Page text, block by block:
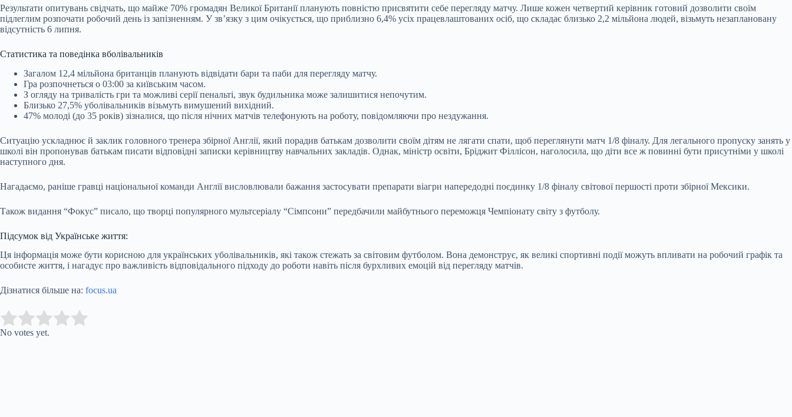
Результати опитувань свідчать, що майже 70% громадян Великої Британії планують повністю присвятити себе перегляду матчу. Лише кожен четвертий керівник готовий дозволити своїм
підлеглим розпочати робочий день із запізненням. У зв’язку з цим очікується, що приблизно 6,4% усіх працевлаштованих осіб, що складає близько 2,2 мільйона людей, візьмуть незаплановану
відсутність 6 липня.
Статистика та поведінка вболівальників
Загалом 12,4 мільйона британців планують відвідати бари та паби для перегляду матчу.
Гра розпочнеться о 03:00 за київським часом.
З огляду на тривалість гри та можливі серії пенальті, звук будильника може залишитися непочутим.
Близько 27,5% уболівальників візьмуть вимушений вихідний.
47% молоді (до 35 років) зізналися, що після нічних матчів телефонують на роботу, повідомляючи про нездужання.
Ситуацію ускладнює й заклик головного тренера збірної Англії, який порадив батькам дозволити своїм дітям не лягати спати, щоб переглянути матч 1/8 фіналу. Для легального пропуску занять у
школі він пропонував батькам писати відповідні записки керівництву навчальних закладів. Однак, міністр освіти, Бріджит Філлісон, наголосила, що діти все ж повинні бути присутніми у школі
наступного дня.
Нагадаємо, раніше гравці національної команди Англії висловлювали бажання застосувати препарати віагри напередодні поєдинку 1/8 фіналу світової першості проти збірної Мексики.
Також видання “Фокус” писало, що творці популярного мультсеріалу “Сімпсони” передбачили майбутнього переможця Чемпіонату світу з футболу.
Підсумок від Українське життя:
Ця інформація може бути корисною для українських уболівальників, які також стежать за світовим футболом. Вона демонструє, як великі спортивні події можуть впливати на робочий графік та
особисте життя, і нагадує про важливість відповідального підходу до роботи навіть після бурхливих емоцій від перегляду матчів.
Дізнатися більше на: focus.ua
Rate this item:
No votes yet.